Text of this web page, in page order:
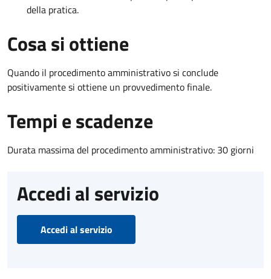
della pratica.
Cosa si ottiene
Quando il procedimento amministrativo si conclude
positivamente si ottiene un provvedimento finale.
Tempi e scadenze
Durata massima del procedimento amministrativo: 30 giorni
Accedi al servizio
Accedi al servizio